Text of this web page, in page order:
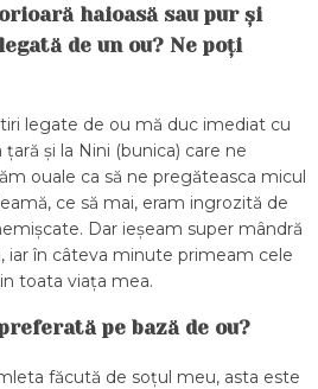
haioasă sau pur și
de un ou? Ne poți
legate de ou mă duc imediat cu
și la Nini (bunica) care ne
ouale ca să ne pregăteasca micul
ce să mai, eram ingrozită de
Dar ieșeam super mândră
iar în câteva minute primeam cele
toata viața mea.
pe bază de ou?
făcută de soțul meu, asta este